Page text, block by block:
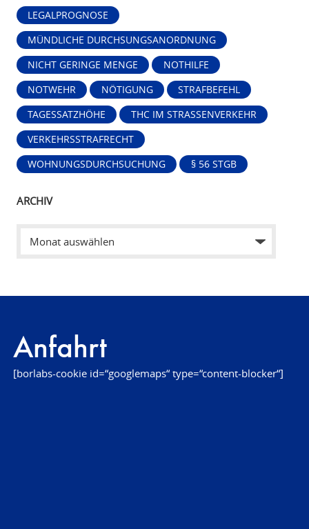
LEGALPROGNOSE
MÜNDLICHE DURCHSUNGSANORDNUNG
NICHT GERINGE MENGE NOTHILFE
NOTWEHR NÖTIGUNG STRAFBEFEHL
TAGESSATZHÖHE THC IM STRASSENVERKEHR
VERKEHRSSTRAFRECHT
WOHNUNGSDURCHSUCHUNG § 56 STGB
ARCHIV
Anfahrt
[borlabs-cookie id=“googlemaps“ type=“content-blocker“]